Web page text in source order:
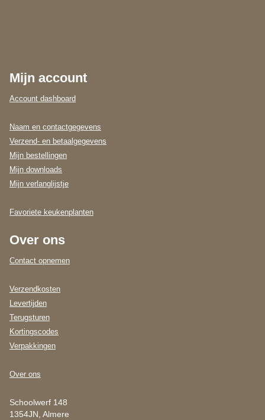
Mijn account
Account dashboard
Naam en contactgegevens
Verzend- en betaalgegevens
Mijn bestellingen
Mijn downloads
Mijn verlanglijstje
Favoriete keukenplanten
Over ons
Contact opnemen
Verzendkosten
Levertijden
Terugsturen
Kortingscodes
Verpakkingen
Over ons
Schoolwerf 148
1354JN, Almere